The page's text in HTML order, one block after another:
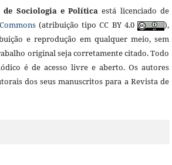
de Sociologia e Política está licenciado de
(atribuição tipo CC BY 4.0
),
e reprodução em qualquer meio, sem
original seja corretamente citado. Todo
é de acesso livre e aberto. Os autores
dos seus manuscritos para a Revista de